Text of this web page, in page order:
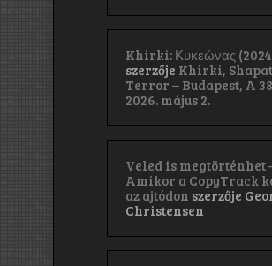
Khirki: Κ​υ​κ​ε​ώ​ν​α​ς
szerzője Khirki, Shapat
Terror – Budapest, A
2026. május 2.
Veled is megtörténhet
Amikor a CopyTrack
az ajtódon szerzője
Christensen